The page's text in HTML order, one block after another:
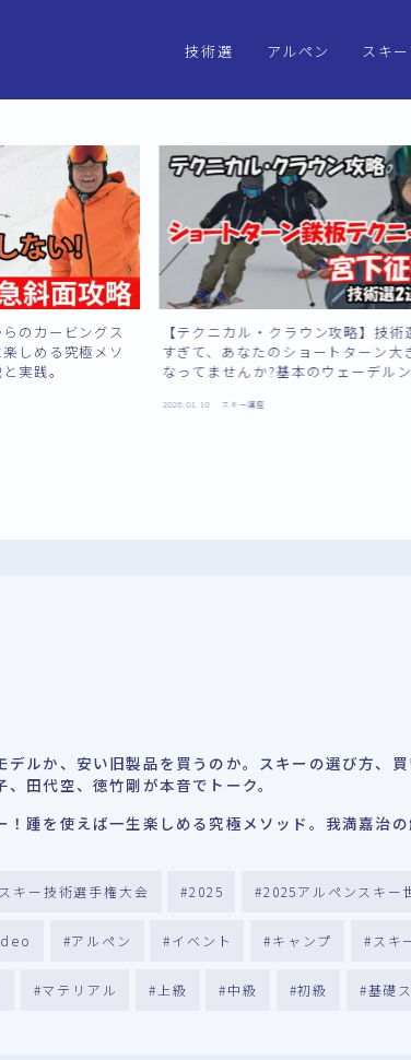
技術選 アルペン
2025アルペンスキ
2023年アルペンスキ
選手権
スキ
のカービングス
しめる究極メソ
実践。
【テクニカル・クラウン攻略】技術
すぎて、あなたのショートターン大
なってませんか?基本のウェーデル
なたのもの。解説は技術選2連覇の宮
2026.01.10 スキー講座
デルか、安い旧製品を買うのか。スキーの選び方、
田代空、徳竹剛が本音でトーク。
踵を使えば一生楽しめる究極メソッド。我満嘉治の
キー技術選手権大会 2025 2025アルペンスキー
アルペン イベント キャンプ スキ
マテリアル 上級 中級 初級 基礎